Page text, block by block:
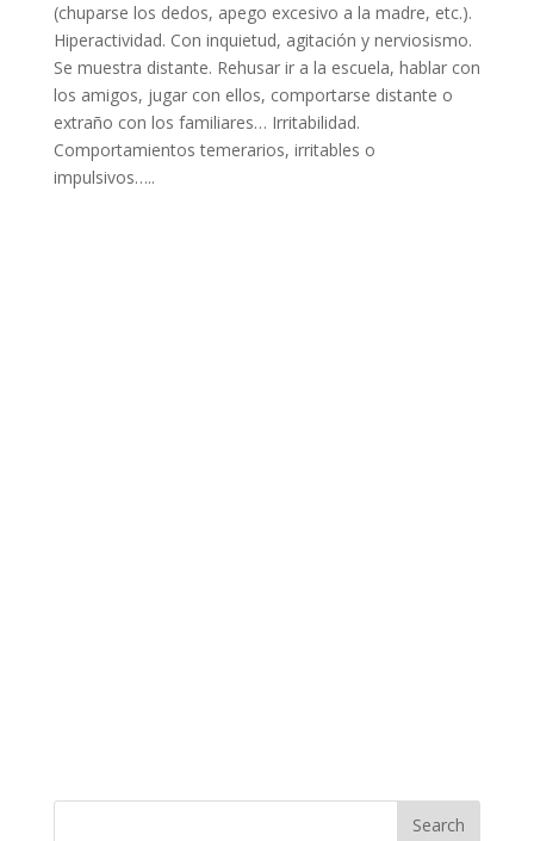
(chuparse los dedos, apego excesivo a la madre, etc.).
Hiperactividad. Con inquietud, agitación y nerviosismo.
Se muestra distante. Rehusar ir a la escuela, hablar con
los amigos, jugar con ellos, comportarse distante o
extraño con los familiares… Irritabilidad.
Comportamientos temerarios, irritables o
impulsivos…..